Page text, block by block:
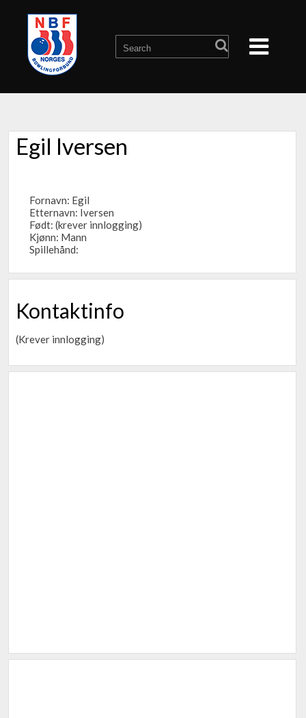
Egil Iversen
Fornavn: Egil
Etternavn: Iversen
Født: (krever innlogging)
Kjønn: Mann
Spillehånd:
Kontaktinfo
(Krever innlogging)